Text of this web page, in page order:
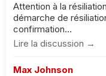
Attention à la
démarche de
confirmation...
Lire la discussion →
Max Johnson